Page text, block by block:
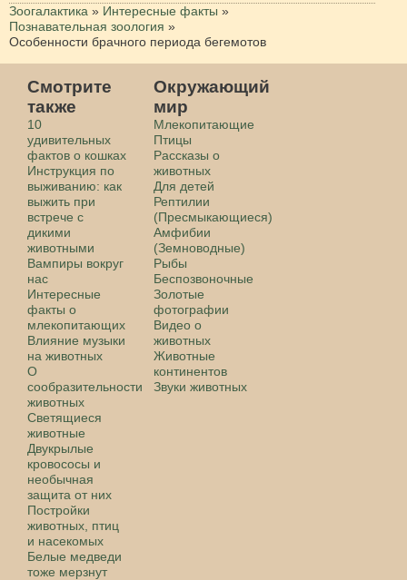
Зоогалактика » Интересные факты »
Познавательная зоология »
Особенности брачного периода бегемотов
Смотрите
также
10
удивительных
фактов о кошках
Инструкция по
выживанию: как
выжить при
встрече с
дикими
животными
Вампиры вокруг
нас
Интересные
факты о
млекопитающих
Влияние музыки
на животных
О
сообразительности
животных
Светящиеся
животные
Двукрылые
кровососы и
необычная
защита от них
Постройки
животных, птиц
и насекомых
Белые медведи
тоже мерзнут
Окружающий
мир
Млекопитающие
Птицы
Рассказы о
животных
Для детей
Рептилии
(Пресмыкающиеся)
Амфибии
(Земноводные)
Рыбы
Беспозвоночные
Золотые
фотографии
Видео о
животных
Животные
континентов
Звуки животных